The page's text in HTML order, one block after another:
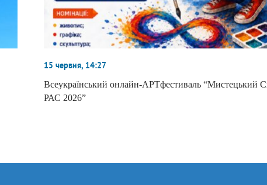
15 червня, 14:27
Всеукраїнський онлайн-АРТфестиваль “Мистецький
РАС 2026”